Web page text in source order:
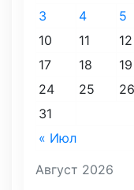
Август 2026
« Июл
3
4 5
10
11 12
17
18 19
24
25 26
31